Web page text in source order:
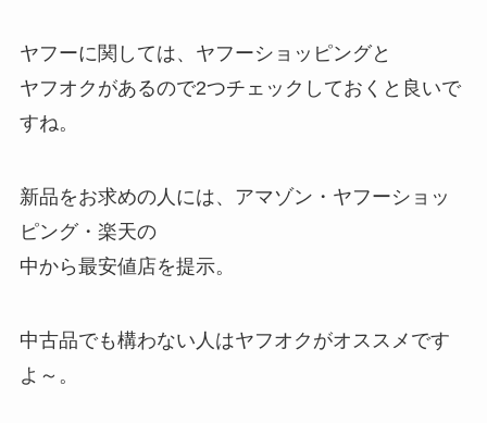
ヤフーに関しては、ヤフーショッピングと
ヤフオクがあるので2つチェックしておくと良いで
すね。
新品をお求めの人には、アマゾン・ヤフーショッ
ピング・楽天の
中から最安値店を提示。
中古品でも構わない人はヤフオクがオススメです
よ～。